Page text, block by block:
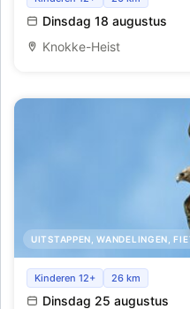
Dinsdag 18 augustus
Knokke-Heist
UITSTAPPEN, WANDELINGEN,
Themawandeling: roofvogels
Kinderen 12+ 26 km
Dinsdag 25 augustus